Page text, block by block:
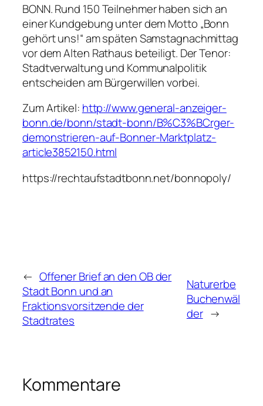
BONN. Rund 150 Teilnehmer haben sich an
einer Kundgebung unter dem Motto „Bonn
gehört uns!“ am späten Samstagnachmittag
vor dem Alten Rathaus beteiligt. Der Tenor:
Stadtverwaltung und Kommunalpolitik
entscheiden am Bürgerwillen vorbei.
Zum Artikel: http://www.general-anzeiger-
bonn.de/bonn/stadt-bonn/B%C3%BCrger-
demonstrieren-auf-Bonner-Marktplatz-
article3852150.html
https://rechtaufstadtbonn.net/bonnopoly/
← Offener Brief an den OB der
Stadt Bonn und an
Fraktionsvorsitzende der
Stadtrates
Naturerbe
Buchenwäl
der →
Kommentare